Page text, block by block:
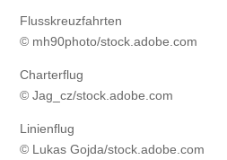
Flusskreuzfahrten
© mh90photo/stock.adobe.com
Charterflug
© Jag_cz/stock.adobe.com
Linienflug
© Lukas Gojda/stock.adobe.com